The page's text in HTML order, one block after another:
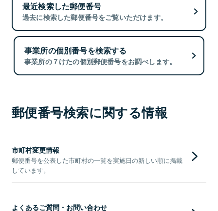
最近検索した郵便番号
過去に検索した郵便番号をご覧いただけます。
事業所の個別番号を検索する
事業所の７けたの個別郵便番号をお調べします。
郵便番号検索に関する情報
市町村変更情報
郵便番号を公表した市町村の一覧を実施日の新しい順に掲載
しています。
よくあるご質問・お問い合わせ